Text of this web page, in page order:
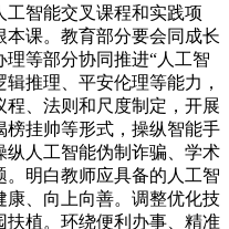
工智能交叉课程和实践项
本课。教育部分要会同成长
等部分协同推进“人工智
推理、平安伦理等能力，
、法则和尺度制定，开展
榜挂帅等形式，操纵智能手
人工智能伪制诈骗、学术
明白教师应具备的人工智
、向上向善。调整优化技
植。环绕便利办事、精准